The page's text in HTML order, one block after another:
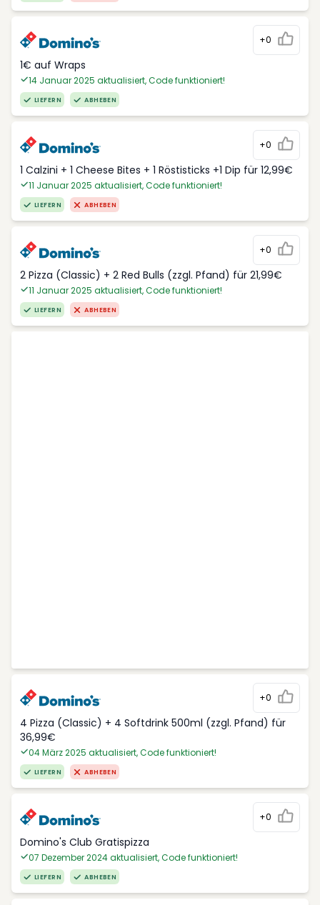
+0
1€ auf Wraps
14 Januar 2025 aktualisiert, Code funktioniert!
LIEFERN ABHEBEN
+0
1 Calzini + 1 Cheese Bites + 1 Röstisticks +1 Dip für 12,99€
11 Januar 2025 aktualisiert, Code funktioniert!
LIEFERN ABHEBEN
+0
2 Pizza (Classic) + 2 Red Bulls (zzgl. Pfand) für 21,99€
11 Januar 2025 aktualisiert, Code funktioniert!
LIEFERN ABHEBEN
+0
4 Pizza (Classic) + 4 Softdrink 500ml (zzgl. Pfand) für
36,99€
04 März 2025 aktualisiert, Code funktioniert!
LIEFERN ABHEBEN
+0
Domino's Club Gratispizza
07 Dezember 2024 aktualisiert, Code funktioniert!
LIEFERN ABHEBEN